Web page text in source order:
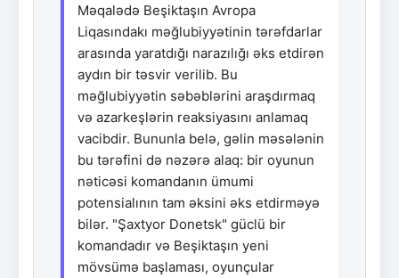
Məqalədə Beşiktaşın Avropa
Liqasındakı məğlubiyyətinin tərəfdarlar
arasında yaratdığı narazılığı əks etdirən
aydın bir təsvir verilib. Bu
məğlubiyyətin səbəblərini araşdırmaq
və azarkeşlərin reaksiyasını anlamaq
vacibdir. Bununla belə, gəlin məsələnin
bu tərəfini də nəzərə alaq: bir oyunun
nəticəsi komandanın ümumi
potensialının tam əksini əks etdirməyə
bilər. "Şaxtyor Donetsk" güclü bir
komandadır və Beşiktaşın yeni
mövsümə başlaması, oyunçular